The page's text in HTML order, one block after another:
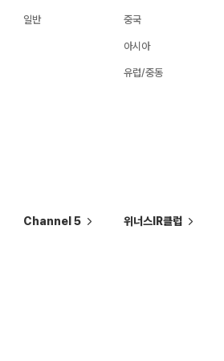
일반 중국
아시아
유럽/중동
Channel 5 위너스IR클럽